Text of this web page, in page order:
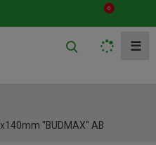
0
e
☰
''BUDMAX'' AB